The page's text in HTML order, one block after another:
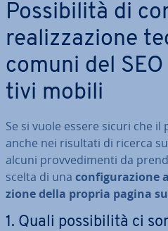
Pos­si­bi­li­tà di
rea­liz­za­zio­ne
comuni del
ti­vi mobili
Se si vuole essere sicuri che
anche nei risultati di ricerca
alcuni prov­ve­di­men­ti da
scelta di una con­fi­gu­ra­zio­ne
zio­ne della propria pagina
1. Quali pos­si­bi­li­tà ci